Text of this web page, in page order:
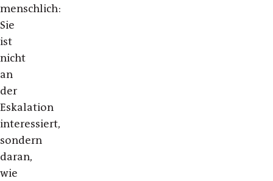
menschlich:
Sie
ist
nicht
an
der
Eskalation
interessiert,
sondern
daran,
wie